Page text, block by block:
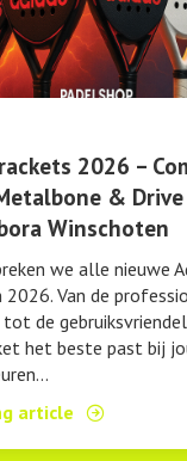
2026 –
& Drive
Winschoten
we alle nieuwe
Van de
de
het beste past bij
article